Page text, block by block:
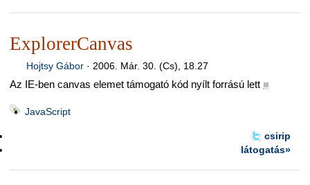
ExplorerCanvas
Hojtsy Gábor· 2006. Már. 30. (Cs), 18.27
Az IE-ben canvas elemet támogató kód nyílt forrású lett ■
JavaScript
csirip
látogatás»